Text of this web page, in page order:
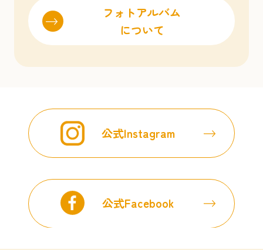
フォトアルバム
について
公式Instagram
公式Facebook